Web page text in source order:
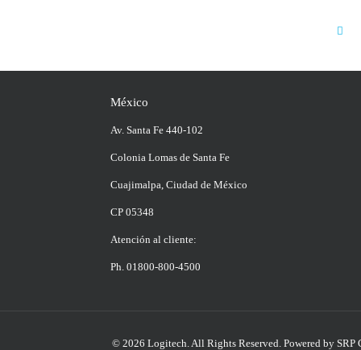
México
Av. Santa Fe 440-102
Colonia Lomas de Santa Fe
Cuajimalpa, Ciudad de México
CP 05348
Atención al cliente:
Ph. 01800-800-4500
© 2026 Logitech. All Rights Reserved. Powered by